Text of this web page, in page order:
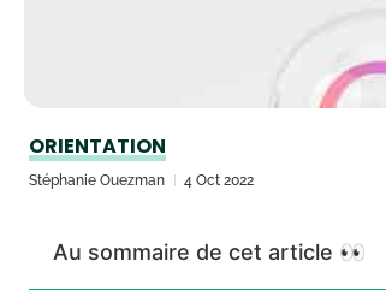
ORIENTATION
Stéphanie Ouezman 4 Oct 2022
Au sommaire de cet article 👀